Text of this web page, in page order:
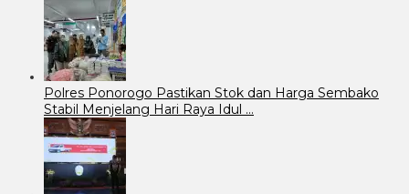
Polres Ponorogo Pastikan Stok dan Harga Sembako
Stabil Menjelang Hari Raya Idul …